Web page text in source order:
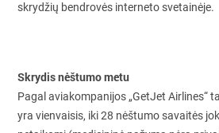
skrydžių bendrovės interneto svetainėje.
Skrydis nėštumo metu
Pagal aviakompanijos „GetJet Airlines“
yra vienvaisis, iki 28 nėštumo savaitės